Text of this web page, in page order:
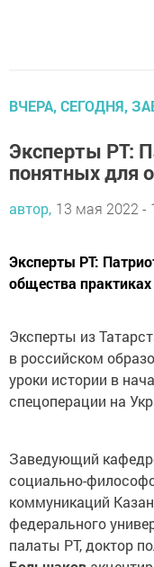
ВЧЕРА, СЕГОДНЯ,
Эксперты РТ:
понятных для
автор, 13 мая 2022 -
Эксперты РТ:
общества практиках
Эксперты из
в российском
уроки истории в
спецоперации на
Заведующий
социально-
коммуникаций
федерального
палаты РТ, доктор